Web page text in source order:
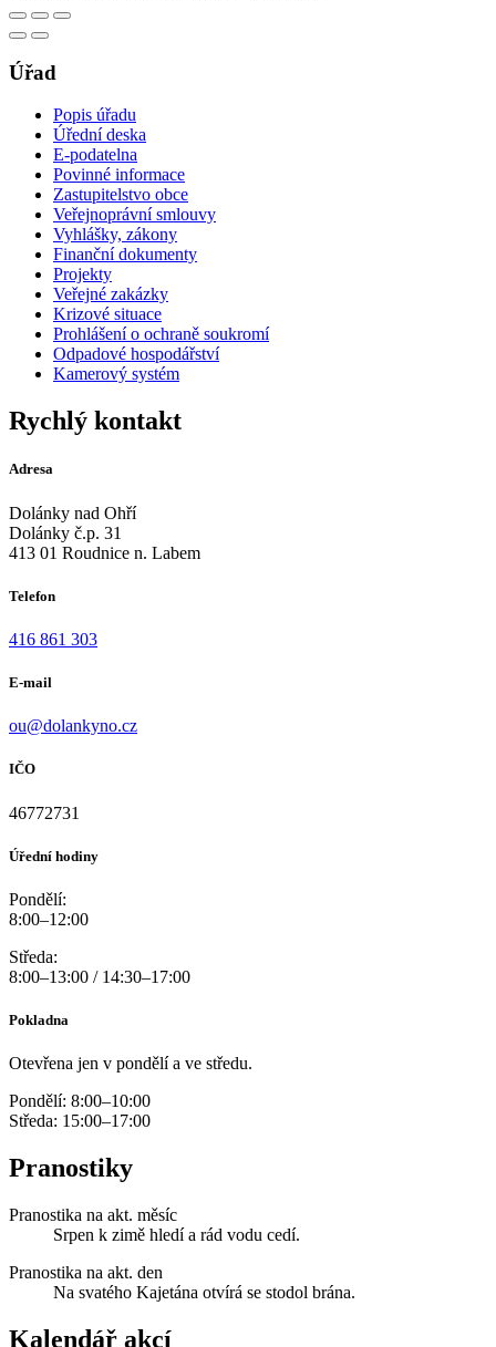
Úřad
Popis úřadu
Úřední deska
E-podatelna
Povinné informace
Zastupitelstvo obce
Veřejnoprávní smlouvy
Vyhlášky, zákony
Finanční dokumenty
Projekty
Veřejné zakázky
Krizové situace
Prohlášení o ochraně soukromí
Odpadové hospodářství
Kamerový systém
Rychlý kontakt
Adresa
Dolánky nad Ohří
Dolánky č.p. 31
413 01 Roudnice n. Labem
Telefon
416 861 303
E-mail
ou@dolankyno.cz
IČO
46772731
Úřední hodiny
Pondělí:
8:00–12:00
Středa:
8:00–13:00 / 14:30–17:00
Pokladna
Otevřena jen v pondělí a ve středu.
Pondělí: 8:00–10:00
Středa: 15:00–17:00
Pranostiky
Pranostika na akt. měsíc
Srpen k zimě hledí a rád vodu cedí.
Pranostika na akt. den
Na svatého Kajetána otvírá se stodol brána.
Kalendář akcí